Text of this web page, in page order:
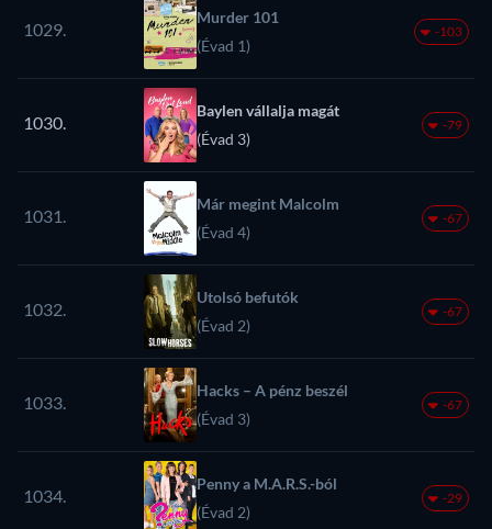
1029.
Murder 101
(Évad 1)
-103
1030.
Baylen vállalja magát
(Évad 3)
-79
1031.
Már megint Malcolm
(Évad 4)
-67
1032.
Utolsó befutók
(Évad 2)
-67
1033.
Hacks – A pénz beszél
(Évad 3)
-67
1034.
Penny a M.A.R.S.-ból
(Évad 2)
-29